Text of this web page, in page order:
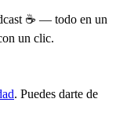
☕ — todo en un
un clic.
. Puedes darte de